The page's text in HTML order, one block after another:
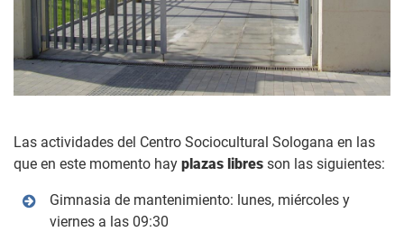
Las actividades del Centro Sociocultural Sologana en las
que en este momento hay plazas libres son las siguientes:
Gimnasia de mantenimiento: lunes, miércoles y
viernes a las 09:30